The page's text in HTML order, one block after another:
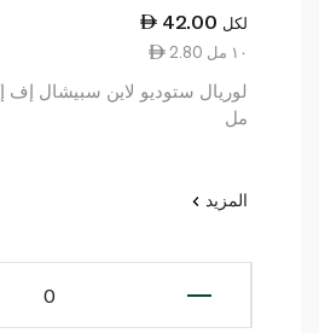
42.00 لكل
2.80 ١٠ مل
مل
المزيد
0